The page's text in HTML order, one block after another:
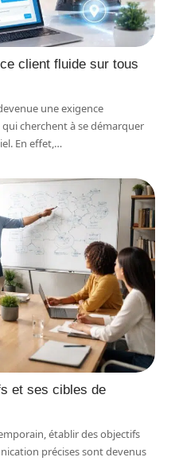
client fluide sur tous
une exigence
cherchent à se démarquer
En effet, …
et ses cibles de
établir des objectifs
précises sont devenus